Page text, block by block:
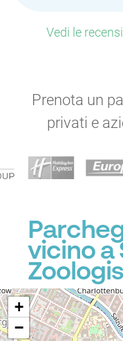
Vedi le
Prenota un
privati e
vicino a
+
−